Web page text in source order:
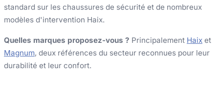
standard sur les chaussures de sécurité et de nombreux
modèles d'intervention Haix.
Quelles marques proposez-vous ? Principalement Haix et
Magnum, deux références du secteur reconnues pour leur
durabilité et leur confort.